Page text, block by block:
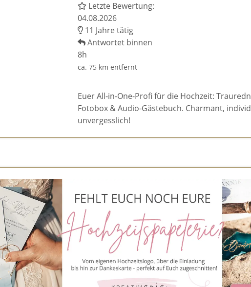
Letzte Bewertung:
04.08.2026
11 Jahre tätig
Antwortet binnen
8h
ca. 75 km entfernt
Euer All-in-One-Profi für die Hochzeit:
Fotobox & Audio-Gästebuch. Charmant,
unvergesslich!